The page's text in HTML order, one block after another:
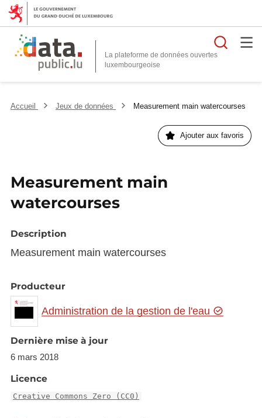
La plateforme de données ouvertes
Accueil Jeux de données Measurement main watercourses
Ajouter aux favoris
Measurement main
watercourses
Description
Measurement main watercourses
Producteur
Administration de la gestion de l'eau
Dernière mise à jour
6 mars 2018
Licence
Creative Commons Zero (CC0)